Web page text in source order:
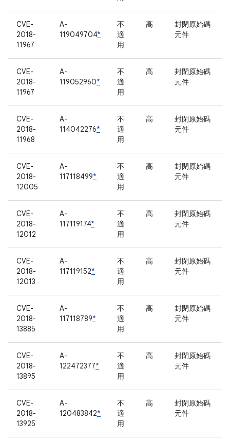
CVE-
2018-
11967
A-
119049704*
不
適
用
高
封閉原始碼
元件
CVE-
2018-
11967
A-
119052960*
不
適
用
高
封閉原始碼
元件
CVE-
2018-
11968
A-
114042276*
不
適
用
高
封閉原始碼
元件
CVE-
2018-
12005
A-
117118499*
不
適
用
高
封閉原始碼
元件
CVE-
2018-
12012
A-
117119174*
不
適
用
高
封閉原始碼
元件
CVE-
2018-
12013
A-
117119152*
不
適
用
高
封閉原始碼
元件
CVE-
2018-
13885
A-
117118789*
不
適
用
高
封閉原始碼
元件
CVE-
2018-
13895
A-
122472377*
不
適
用
高
封閉原始碼
元件
CVE-
2018-
13925
A-
120483842*
不
適
用
高
封閉原始碼
元件